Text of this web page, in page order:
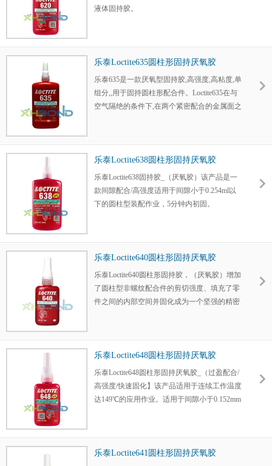
液体固持胶。
乐泰Loctite635圆柱形固持厌氧胶
乐泰635是一款厌氧型固持胶,高强度,高粘度,单
组分,,用于固持圆柱形配合件。Loctite635在与
空气隔绝的条件下,在两个紧密配合的金属面之
乐泰Loctite638圆柱形固持厌氧胶
乐泰Loctite638固持胶_（厌氧胶）该产品是一
款间隙配合/高强度适用于间隙小于0.254ml以
下的圆柱型装配作业，5分钟内初固。
乐泰Loctite640圆柱形固持厌氧胶
乐泰Loctite640圆柱形固持胶，（厌氧胶）增加
了圆柱型非螺纹配合件的剪切强度、填充了零
件之间的内部空间并固化成为一个坚强的精密
乐泰Loctite648圆柱形固持厌氧胶
乐泰Loctite648圆柱形固持厌氧胶_（过盈配合/
高强度/快速固化】该产品适用于连续工作温度
达149℃的应用作业。适用于间隙小于0.152mm
乐泰Loctite641圆柱形固持厌氧胶